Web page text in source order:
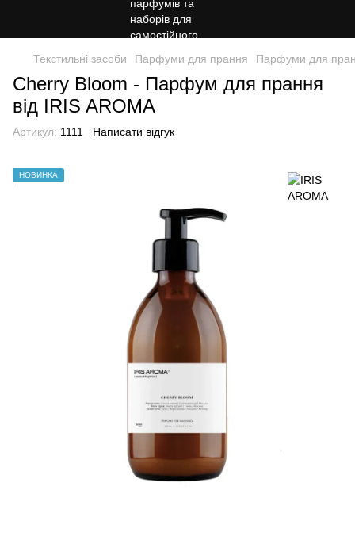
Текстильні засоби Парфуми для прання Парфуми для
Cherry Bloom - Парфум для прання
від IRIS AROMA
Артикул: 1111 Написати відгук
НОВИНКА